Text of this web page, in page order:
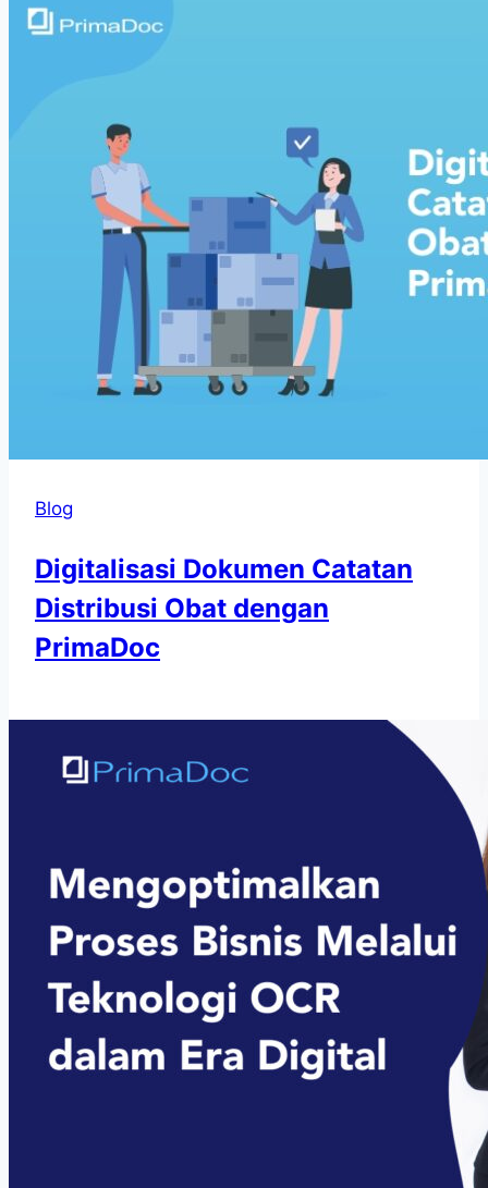
Blog
Digitalisasi Dokumen Catatan
Distribusi Obat dengan
PrimaDoc